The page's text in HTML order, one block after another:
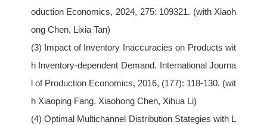
oduction Economics, 2024, 275: 109321. (with Xiaoh
ong Chen, Lixia Tan)
(3) Impact of Inventory Inaccuracies on Products wit
h Inventory-dependent Demand. International Journa
l of Production Economics, 2016, (177): 118-130. (wit
h Xiaoping Fang, Xiaohong Chen, Xihua Li)
(4) Optimal Multichannel Distribution Stategies with L